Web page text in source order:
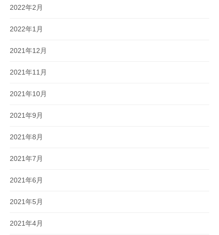
2022年2月
2022年1月
2021年12月
2021年11月
2021年10月
2021年9月
2021年8月
2021年7月
2021年6月
2021年5月
2021年4月